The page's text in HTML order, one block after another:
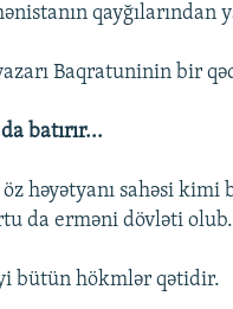
qayğılarından
Baqratuninin bir
batırır...
həyətyanı sahəsi kimi
da erməni dövləti olub.
bütün hökmlər qətidir.